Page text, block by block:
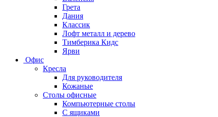
Грета
Дания
Классик
Лофт металл и дерево
Тимберика Кидс
Ярви
Офис
Кресла
Для руководителя
Кожаные
Столы офисные
Компьютерные столы
С ящиками